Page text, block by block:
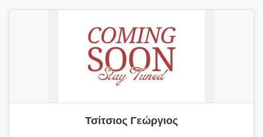
Τσίτσιος Γεώργιος